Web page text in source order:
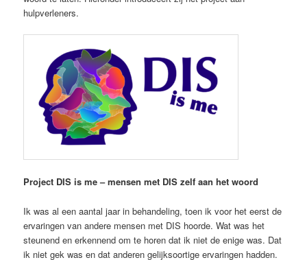
hulpverleners.
Project DIS is me – mensen met DIS zelf aan het woord
Ik was al een aantal jaar in behandeling, toen ik voor het eerst de
ervaringen van andere mensen met DIS hoorde. Wat was het
steunend en erkennend om te horen dat ik niet de enige was. Dat
ik niet gek was en dat anderen gelijksoortige ervaringen hadden.